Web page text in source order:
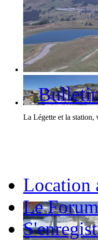
La station des Saisies et
La Légette et la station,
Location
Le